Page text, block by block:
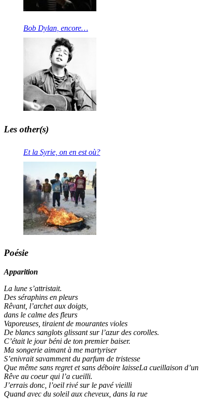
Bob Dylan, encore…
Les other(s)
Et la Syrie, on en est où?
Poésie
Apparition
La lune s’attristait.
Des séraphins en pleurs
Rêvant, l’archet aux doigts,
dans le calme des fleurs
Vaporeuses, tiraient de mourantes violes
De blancs sanglots glissant sur l’azur des corolles.
C’était le jour béni de ton premier baiser.
Ma songerie aimant à me martyriser
S’enivrait savamment du parfum de tristesse
Que même sans regret et sans déboire laisseLa cueillaison d’un
Rêve au coeur qui l’a cueilli.
J’errais donc, l’oeil rivé sur le pavé vieilli
Quand avec du soleil aux cheveux, dans la rue